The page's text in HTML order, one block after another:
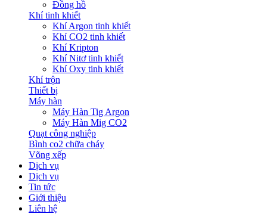
Đồng hồ
Khí tinh khiết
Khí Argon tinh khiết
Khí CO2 tinh khiết
Khí Kripton
Khí Nitơ tinh khiết
Khí Oxy tinh khiết
Khí trộn
Thiết bị
Máy hàn
Máy Hàn Tig Argon
Máy Hàn Mig CO2
Quạt công nghiệp
Bình co2 chữa cháy
Võng xếp
Dịch vụ
Dịch vụ
Tin tức
Giới thiệu
Liên hệ